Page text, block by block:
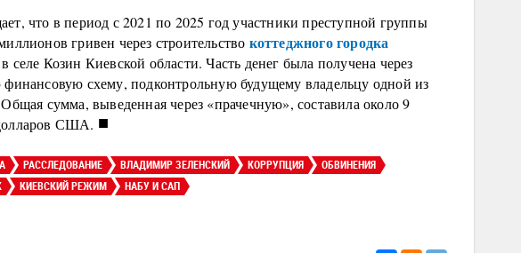
что в период с 2021 по 2025 год участники преступной группы
гривен через строительство коттеджного городка
в селе Козин Киевской области. Часть денег была получена через
финансовую схему, подконтрольную будущему владельцу одной из
сумма, выведенная через «прачечную», составила около 9
США. ■
РАССЛЕДОВАНИЕ ВЛАДИМИР ЗЕЛЕНСКИЙ КОРРУПЦИЯ
ОБВИНЕНИЯ
КИЕВСКИЙ РЕЖИМ НАБУ И САП